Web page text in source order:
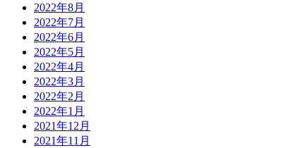
2022年8月
2022年7月
2022年6月
2022年5月
2022年4月
2022年3月
2022年2月
2022年1月
2021年12月
2021年11月